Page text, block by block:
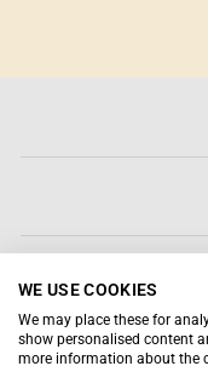
WE USE COOKIES
We may place these for
show personalised content
more information about the